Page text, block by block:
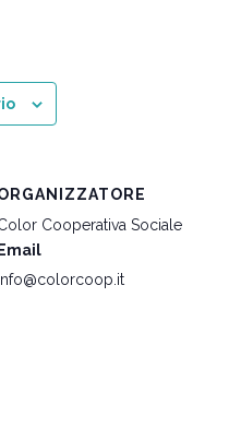
Cooperativa Sociale